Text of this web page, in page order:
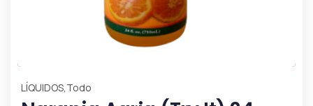
LÍQUIDOS,Todo